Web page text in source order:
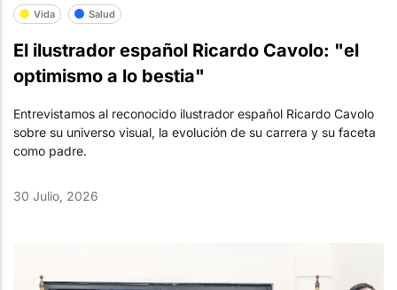
Vida Salud
El ilustrador español Ricardo Cavolo: "el
optimismo a lo bestia"
Entrevistamos al reconocido ilustrador español Ricardo Cavolo
sobre su universo visual, la evolución de su carrera y su faceta
como padre.
30 Julio, 2026